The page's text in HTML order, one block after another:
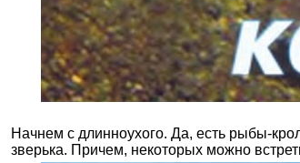
Начнем с длинноухого. Да, есть рыбы-
зверька. Причем, некоторых можно